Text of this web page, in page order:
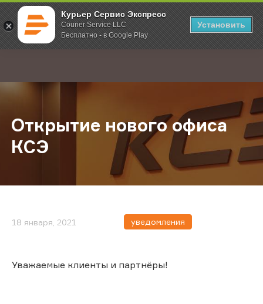
Курьер Сервис Экспресс
Courier Service LLC
Бесплатно - в Google Play
Установить
; Главная О компании Новости Открытие нового офиса КСЭ
Открытие нового офиса
КСЭ
18 января, 2021 уведомления
Уважаемые клиенты и партнёры!